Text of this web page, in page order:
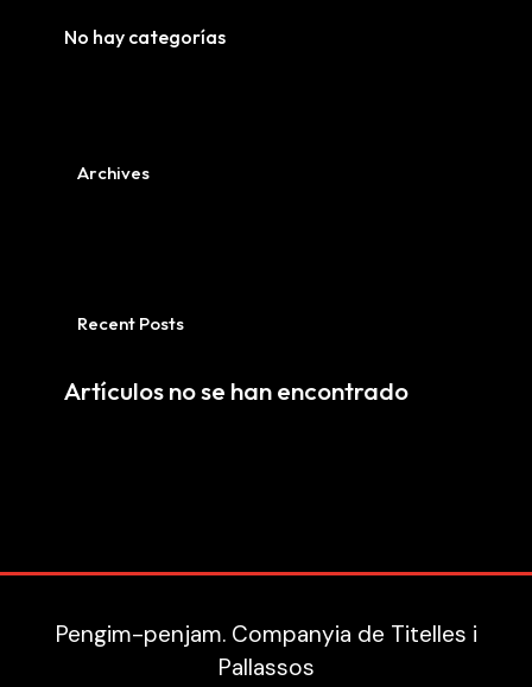
No hay categorías
Archives
Recent Posts
Artículos no se han encontrado
Pengim-penjam. Companyia de Titelles i
Pallassos